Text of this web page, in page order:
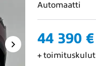
Automaatti
44 390 €
+ toimituskulut